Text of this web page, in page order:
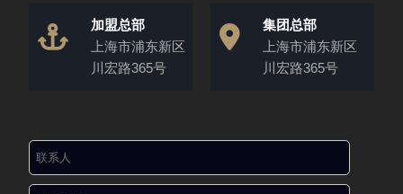
加盟总部
上海市浦东新区
川宏路365号
集团总部
上海市浦东新区
川宏路365号